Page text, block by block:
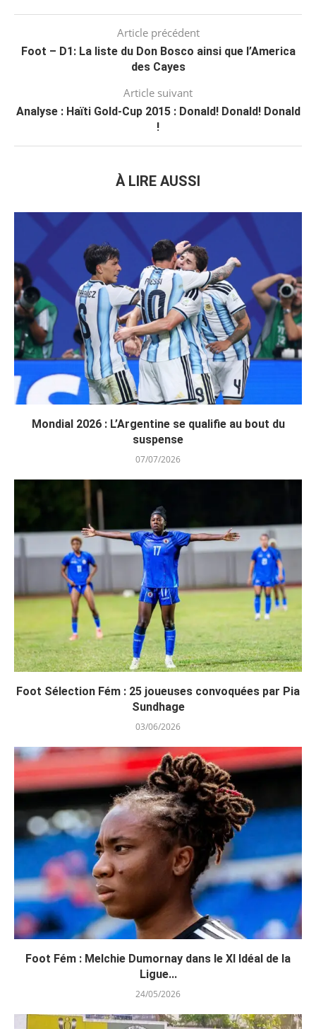
Article précédent
Foot – D1: La liste du Don Bosco ainsi que l’America
des Cayes
Article suivant
Analyse : Haïti Gold-Cup 2015 : Donald! Donald! Donald
!
À LIRE AUSSI
Mondial 2026 : L’Argentine se qualifie au bout du
suspense
07/07/2026
Foot Sélection Fém : 25 joueuses convoquées par Pia
Sundhage
03/06/2026
Foot Fém : Melchie Dumornay dans le XI Idéal de la
Ligue...
24/05/2026